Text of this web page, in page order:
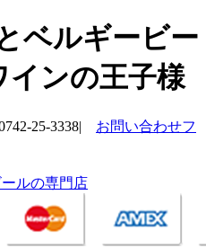
ベルギービー
インの王子様
25-3338|
お問い合わせフ